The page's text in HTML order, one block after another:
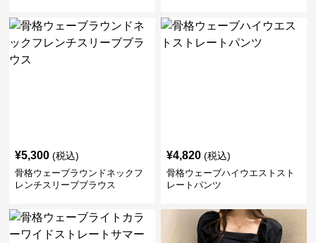
¥5,300 (税込)
骨格ウェーブラウンドネックフ
レンチスリーブブラウス
¥4,820 (税込)
骨格ウェーブハイウエストスト
レートパンツ